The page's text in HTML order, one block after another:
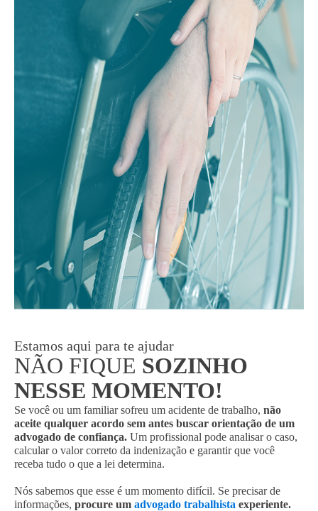
Estamos aqui para te ajudar
NÃO FIQUE SOZINHO
NESSE MOMENTO!
Se você ou um familiar sofreu um acidente de trabalho, não
aceite qualquer acordo sem antes buscar orientação de um
advogado de confiança. Um profissional pode analisar o caso,
calcular o valor correto da indenização e garantir que você
receba tudo o que a lei determina.
Nós sabemos que esse é um momento difícil. Se precisar de
informações, procure um advogado trabalhista experiente.